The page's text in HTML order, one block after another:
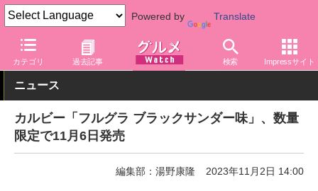
Powered by Translate
カテゴリ 過去記事 検索 Impressサイト
グルメ Watch メーカー 菓子 カルビー
ニュース
カルビー「フルグラ ブラックサンダー味」、数量
限定で11月6日発売
編集部：湯野康隆 2023年11月2日 14:00